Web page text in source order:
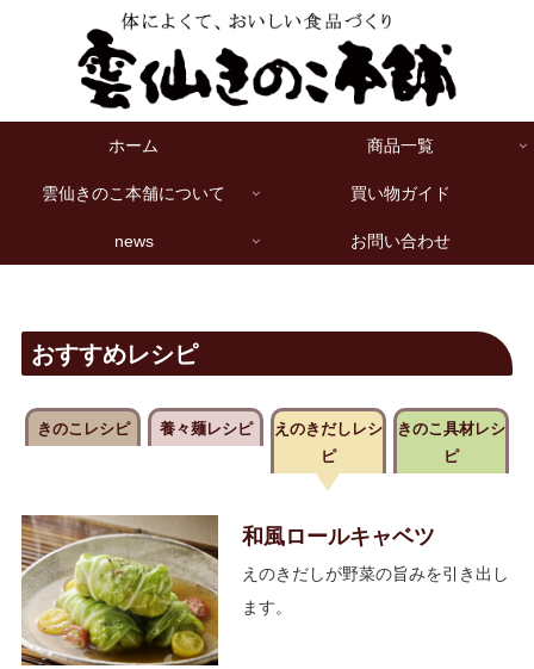
ホーム 商品一覧
雲仙きのこ本舗について 買い物ガイド
news お問い合わせ
おすすめレシピ
きのこレシピ 養々麺レシピ
えのきだしレシ
ピ
きのこ具材レシ
ピ
和風ロールキャベツ
えのきだしが野菜の旨みを引き出し
ます。